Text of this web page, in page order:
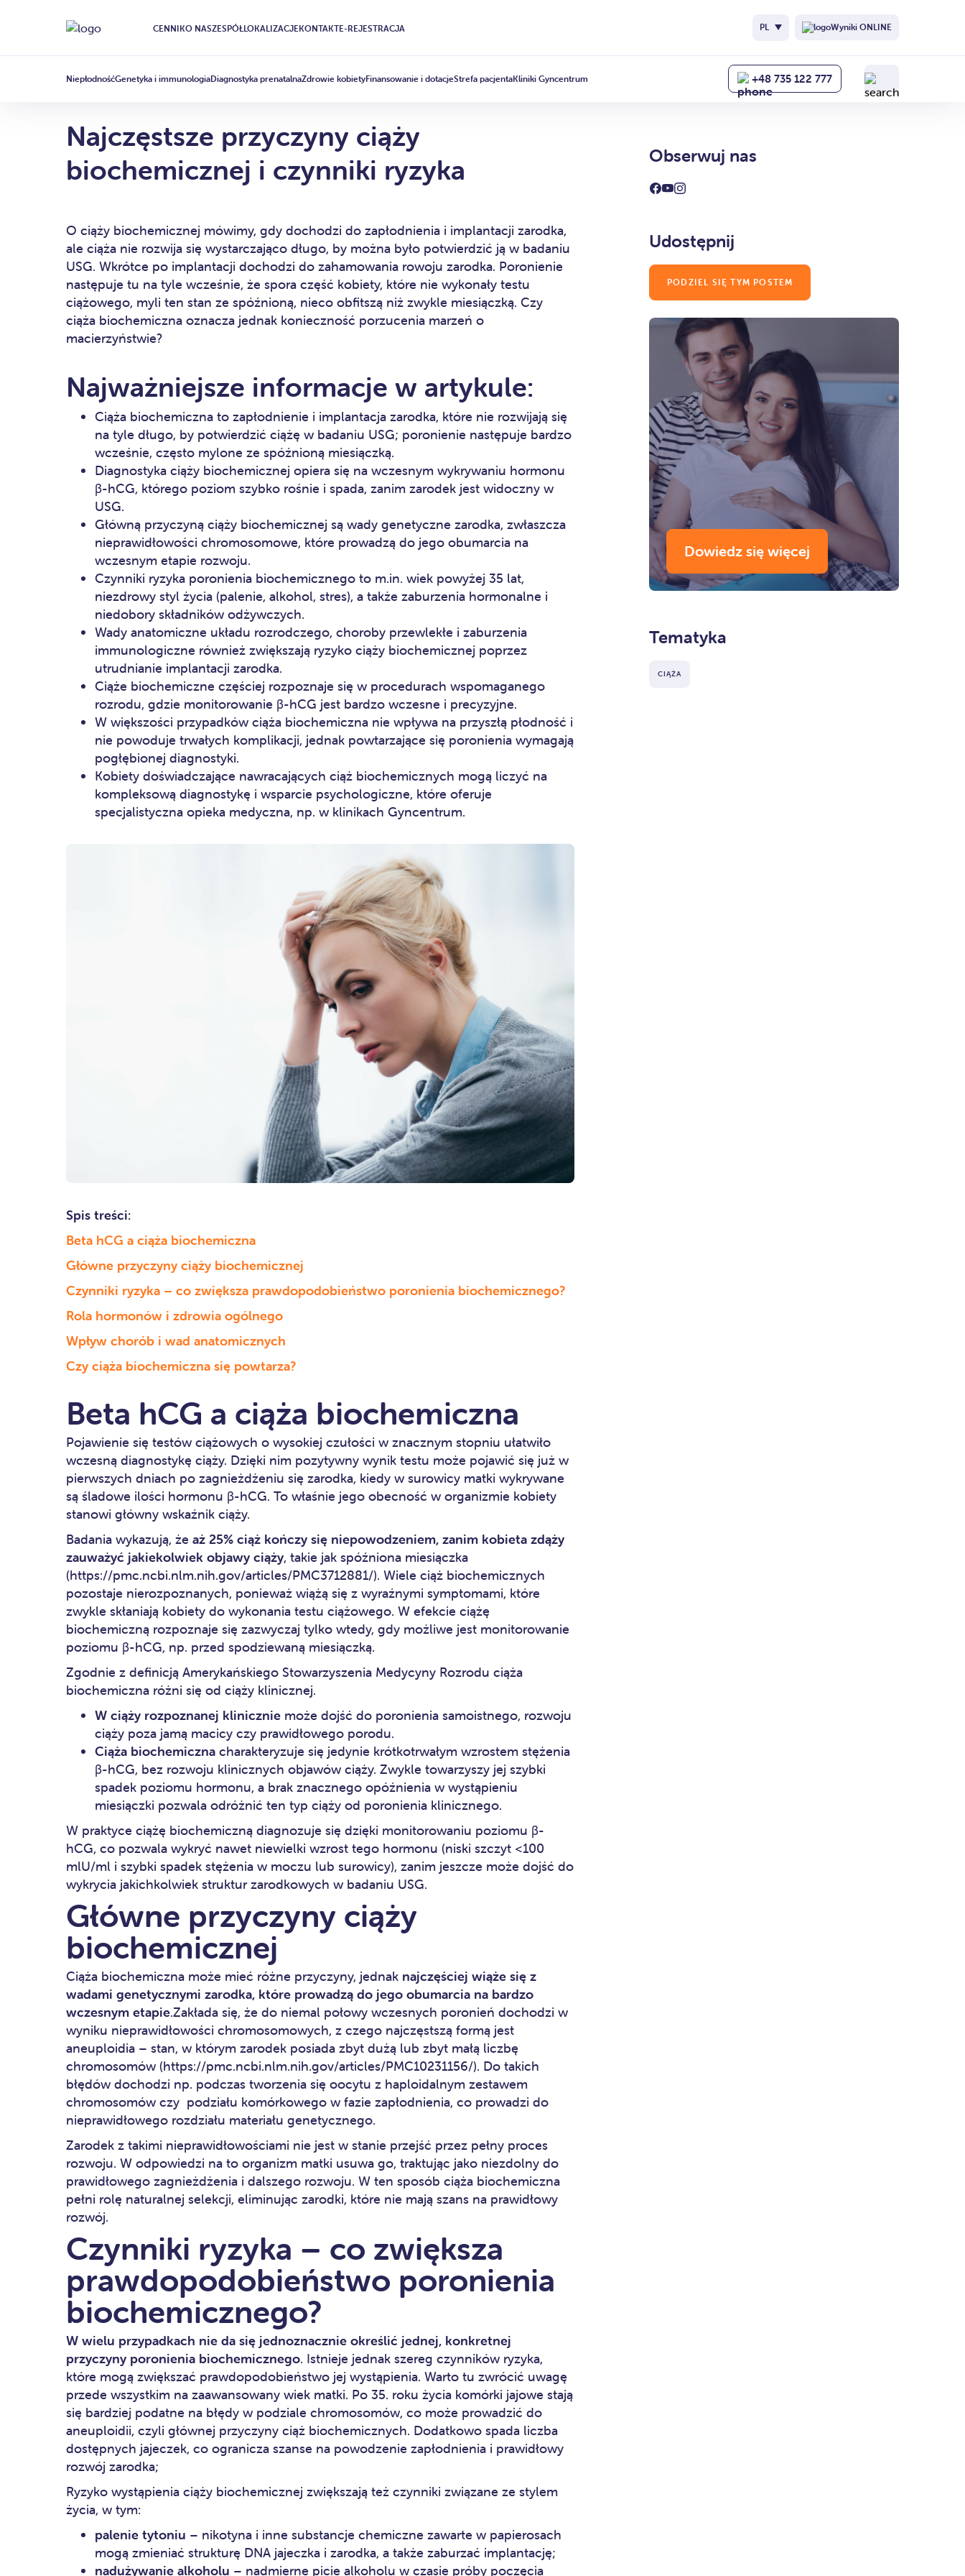
CENNIKO NASZESPÓŁLOKALIZACJEKONTAKTE-REJESTRACJA PL Wyniki ONLINE
NiepłodnośćGenetyka i immunologiaDiagnostyka prenatalnaZdrowie kobietyFinansowanie i dotacjeStrefa pacjentaKliniki Gyncentrum +48 735 122 777
Najczęstsze przyczyny ciąży
biochemicznej i czynniki ryzyka
O ciąży biochemicznej mówimy, gdy dochodzi do zapłodnienia i implantacji zarodka,
ale ciąża nie rozwija się wystarczająco długo, by można było potwierdzić ją w badaniu
USG. Wkrótce po implantacji dochodzi do zahamowania rowoju zarodka. Poronienie
następuje tu na tyle wcześnie, że spora część kobiety, które nie wykonały testu
ciążowego, myli ten stan ze spóźnioną, nieco obfitszą niż zwykle miesiączką. Czy
ciąża biochemiczna oznacza jednak konieczność porzucenia marzeń o
macierzyństwie?
Najważniejsze informacje w artykule:
Ciąża biochemiczna to zapłodnienie i implantacja zarodka, które nie rozwijają się
na tyle długo, by potwierdzić ciążę w badaniu USG; poronienie następuje bardzo
wcześnie, często mylone ze spóźnioną miesiączką.
Diagnostyka ciąży biochemicznej opiera się na wczesnym wykrywaniu hormonu
β-hCG, którego poziom szybko rośnie i spada, zanim zarodek jest widoczny w
USG.
Główną przyczyną ciąży biochemicznej są wady genetyczne zarodka, zwłaszcza
nieprawidłowości chromosomowe, które prowadzą do jego obumarcia na
wczesnym etapie rozwoju.
Czynniki ryzyka poronienia biochemicznego to m.in. wiek powyżej 35 lat,
niezdrowy styl życia (palenie, alkohol, stres), a także zaburzenia hormonalne i
niedobory składników odżywczych.
Wady anatomiczne układu rozrodczego, choroby przewlekłe i zaburzenia
immunologiczne również zwiększają ryzyko ciąży biochemicznej poprzez
utrudnianie implantacji zarodka.
Ciąże biochemiczne częściej rozpoznaje się w procedurach wspomaganego
rozrodu, gdzie monitorowanie β-hCG jest bardzo wczesne i precyzyjne.
W większości przypadków ciąża biochemiczna nie wpływa na przyszłą płodność i
nie powoduje trwałych komplikacji, jednak powtarzające się poronienia wymagają
pogłębionej diagnostyki.
Kobiety doświadczające nawracających ciąż biochemicznych mogą liczyć na
kompleksową diagnostykę i wsparcie psychologiczne, które oferuje
specjalistyczna opieka medyczna, np. w klinikach Gyncentrum.
Spis treści:
Beta hCG a ciąża biochemiczna
Główne przyczyny ciąży biochemicznej
Czynniki ryzyka – co zwiększa prawdopodobieństwo poronienia biochemicznego?
Rola hormonów i zdrowia ogólnego
Wpływ chorób i wad anatomicznych
Czy ciąża biochemiczna się powtarza?
Beta hCG a ciąża biochemiczna
Pojawienie się testów ciążowych o wysokiej czułości w znacznym stopniu ułatwiło
wczesną diagnostykę ciąży. Dzięki nim pozytywny wynik testu może pojawić się już w
pierwszych dniach po zagnieżdżeniu się zarodka, kiedy w surowicy matki wykrywane
są śladowe ilości hormonu β-hCG. To właśnie jego obecność w organizmie kobiety
stanowi główny wskaźnik ciąży.
Badania wykazują, że aż 25% ciąż kończy się niepowodzeniem, zanim kobieta zdąży
zauważyć jakiekolwiek objawy ciąży, takie jak spóźniona miesiączka
(https://pmc.ncbi.nlm.nih.gov/articles/PMC3712881/). Wiele ciąż biochemicznych
pozostaje nierozpoznanych, ponieważ wiążą się z wyraźnymi symptomami, które
zwykle skłaniają kobiety do wykonania testu ciążowego. W efekcie ciążę
biochemiczną rozpoznaje się zazwyczaj tylko wtedy, gdy możliwe jest monitorowanie
poziomu β-hCG, np. przed spodziewaną miesiączką.
Zgodnie z definicją Amerykańskiego Stowarzyszenia Medycyny Rozrodu ciąża
biochemiczna różni się od ciąży klinicznej.
W ciąży rozpoznanej klinicznie może dojść do poronienia samoistnego, rozwoju
ciąży poza jamą macicy czy prawidłowego porodu.
Ciąża biochemiczna charakteryzuje się jedynie krótkotrwałym wzrostem stężenia
β-hCG, bez rozwoju klinicznych objawów ciąży. Zwykle towarzyszy jej szybki
spadek poziomu hormonu, a brak znacznego opóźnienia w wystąpieniu
miesiączki pozwala odróżnić ten typ ciąży od poronienia klinicznego.
W praktyce ciążę biochemiczną diagnozuje się dzięki monitorowaniu poziomu β-
hCG, co pozwala wykryć nawet niewielki wzrost tego hormonu (niski szczyt <100
mlU/ml i szybki spadek stężenia w moczu lub surowicy), zanim jeszcze może dojść do
wykrycia jakichkolwiek struktur zarodkowych w badaniu USG.
Główne przyczyny ciąży
biochemicznej
Ciąża biochemiczna może mieć różne przyczyny, jednak najczęściej wiąże się z
wadami genetycznymi zarodka, które prowadzą do jego obumarcia na bardzo
wczesnym etapie.Zakłada się, że do niemal połowy wczesnych poronień dochodzi w
wyniku nieprawidłowości chromosomowych, z czego najczęstszą formą jest
aneuploidia – stan, w którym zarodek posiada zbyt dużą lub zbyt małą liczbę
chromosomów (https://pmc.ncbi.nlm.nih.gov/articles/PMC10231156/). Do takich
błędów dochodzi np. podczas tworzenia się oocytu z haploidalnym zestawem
chromosomów czy podziału komórkowego w fazie zapłodnienia, co prowadzi do
nieprawidłowego rozdziału materiału genetycznego.
Zarodek z takimi nieprawidłowościami nie jest w stanie przejść przez pełny proces
rozwoju. W odpowiedzi na to organizm matki usuwa go, traktując jako niezdolny do
prawidłowego zagnieżdżenia i dalszego rozwoju. W ten sposób ciąża biochemiczna
pełni rolę naturalnej selekcji, eliminując zarodki, które nie mają szans na prawidłowy
rozwój.
Czynniki ryzyka – co zwiększa
prawdopodobieństwo poronienia
biochemicznego?
W wielu przypadkach nie da się jednoznacznie określić jednej, konkretnej
przyczyny poronienia biochemicznego. Istnieje jednak szereg czynników ryzyka,
które mogą zwiększać prawdopodobieństwo jej wystąpienia. Warto tu zwrócić uwagę
przede wszystkim na zaawansowany wiek matki. Po 35. roku życia komórki jajowe stają
się bardziej podatne na błędy w podziale chromosomów, co może prowadzić do
aneuploidii, czyli głównej przyczyny ciąż biochemicznych. Dodatkowo spada liczba
dostępnych jajeczek, co ogranicza szanse na powodzenie zapłodnienia i prawidłowy
rozwój zarodka;
Ryzyko wystąpienia ciąży biochemicznej zwiększają też czynniki związane ze stylem
życia, w tym:
palenie tytoniu – nikotyna i inne substancje chemiczne zawarte w papierosach
mogą zmieniać strukturę DNA jajeczka i zarodka, a także zaburzać implantację;
nadużywanie alkoholu – nadmierne picie alkoholu w czasie próby poczęcia
Obserwuj nas
Udostępnij
PODZIEL SIĘ TYM POSTEM
Dowiedz się więcej
Tematyka
CIĄŻA